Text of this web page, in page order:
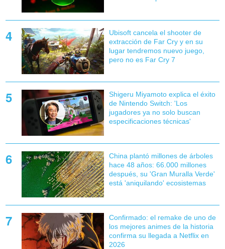
Ubisoft cancela el shooter de
extracción de Far Cry y en su
lugar tendremos nuevo juego,
pero no es Far Cry 7
Shigeru Miyamoto explica el éxito
de Nintendo Switch: 'Los
jugadores ya no solo buscan
especificaciones técnicas'
China plantó millones de árboles
hace 48 años: 66.000 millones
después, su 'Gran Muralla Verde'
está 'aniquilando' ecosistemas
Confirmado: el remake de uno de
los mejores animes de la historia
confirma su llegada a Netflix en
2026